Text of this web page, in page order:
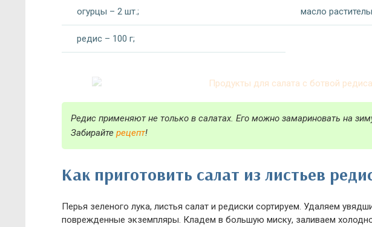
огурцы – 2 шт.;
редис – 100 г;
масло
Редис применяют не только в салатах. Его можно замариновать на
Забирайте рецепт!
Как приготовить салат из листьев
Перья зеленого лука, листья салат и редиски сортируем. Удаляем
поврежденные экземпляры. Кладем в большую миску, заливаем